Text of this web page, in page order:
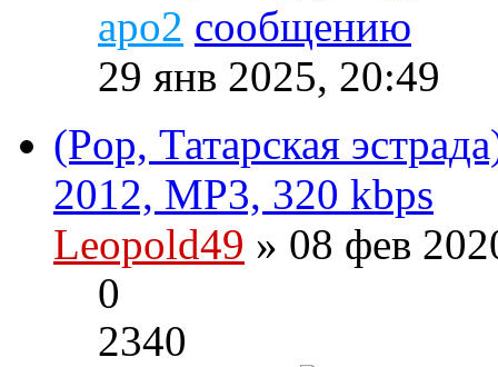
apo2
29 янв 2025, 20:49
(Pop, Татарская
2012, MP3, 320 kbps
Leopold49 » 08 фев
0
2340